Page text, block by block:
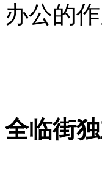
办公的
全临街